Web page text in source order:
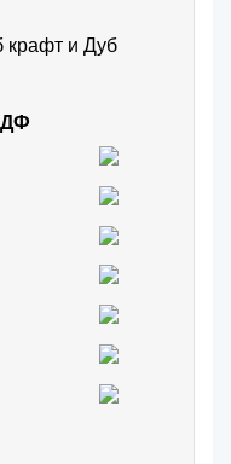
крафт и Дуб